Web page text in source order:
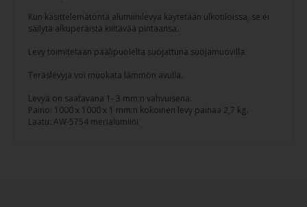
Kun käsittelemätöntä alumiinilevyä käytetään ulkotiloissa, se ei
säilytä alkuperäistä kiiltävää pintaansa.
Levy toimitetaan päälipuolelta suojattuna suojamuovilla.
Teräslevyjä voi muokata lämmön avulla.
Levyä on saatavana 1- 3 mm:n vahvuisena.
Paino: 1000 x 1000 x 1 mm:n kokoinen levy painaa 2,7 kg.
Laatu: AW-5754 merialumiini